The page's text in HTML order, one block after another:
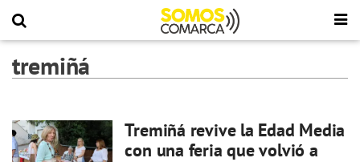
tremiñá
Tremiñá revive la Edad Media
con una feria que volvió a